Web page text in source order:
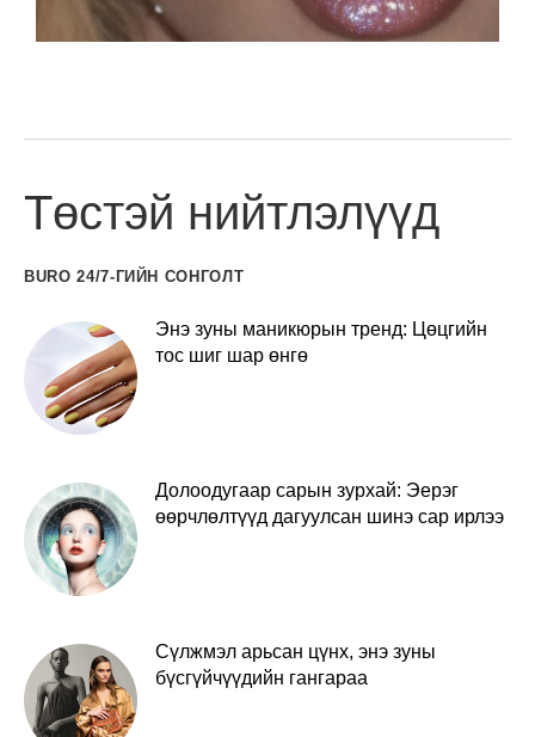
Төстэй нийтлэлүүд
BURO 24/7-ГИЙН СОНГОЛТ
Энэ зуны маникюрын тренд: Цөцгийн
тос шиг шар өнгө
Долоодугаар сарын зурхай: Эерэг
өөрчлөлтүүд дагуулсан шинэ сар ирлээ
Сүлжмэл арьсан цүнх, энэ зуны
бүсгүйчүүдийн гангараа